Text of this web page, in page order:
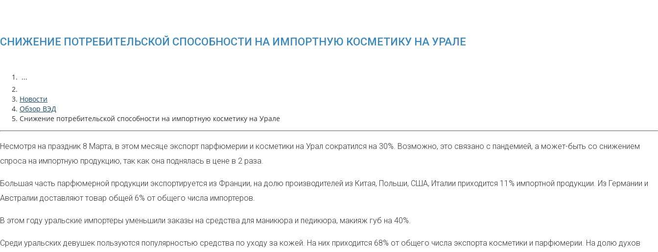
СНИЖЕНИЕ ПОТРЕБИТЕЛЬСКОЙ СПОСОБНОСТИ НА ИМПОРТНУЮ КОСМЕТИКУ НА УРАЛЕ
...
Новости
Обзор ВЭД
Снижение потребительской способности на импортную косметику на Урале
Несмотря на праздник 8 Марта, в этом месяце экспорт парфюмерии и косметики на Урал сократился на 30%. Возможно, это связано с пандемией, а может-быть со снижением
спроса на импортную продукцию, так как она поднялась в цене в 2 раза.
Большая часть парфюмерной продукции экспортируется из Франции, на долю производителей из Китая, Польши, США, Италии приходится 11% импортной продукции. Из Германии и
Австралии доставляют товар общей 6% от общего числа импортеров.
В этом году уральские импортеры уменьшили заказы на средства для маникюра и педикюра, макияж губ на 40%.
Среди уральских девушек пользуются популярностью средства по уходу за кожей. На них приходится 68% от общего числа экспорта косметики и парфюмерии. На долю духов